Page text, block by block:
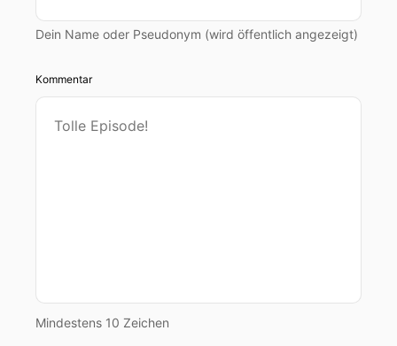
Dein Name oder Pseudonym (wird öffentlich angezeigt)
Kommentar
Mindestens 10 Zeichen